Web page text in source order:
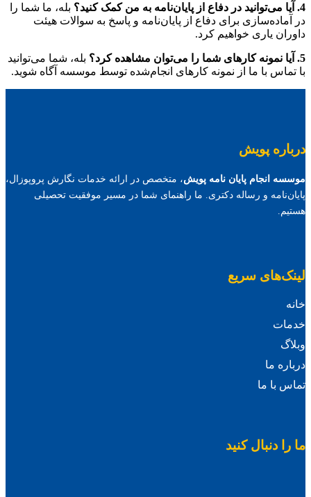
4. آیا می‌توانید در دفاع از پایان‌نامه به من کمک کنید؟
بله، ما شما را
در آماده‌سازی برای دفاع از پایان‌نامه و پاسخ به سوالات هیئت
داوران یاری خواهیم کرد.
5. آیا نمونه کارهای شما را می‌توان مشاهده کرد؟
بله، شما می‌توانید
با تماس با ما از نمونه کارهای انجام‌شده توسط موسسه آگاه شوید.
درباره پویش
موسسه انجام پایان نامه پویش، متخصص در ارائه خدمات نگارش پروپوزال،
پایان‌نامه و رساله دکتری. ما راهنمای شما در مسیر موفقیت تحصیلی
هستیم.
لینک‌های سریع
خانه
خدمات
وبلاگ
درباره ما
تماس با ما
ما را دنبال کنید